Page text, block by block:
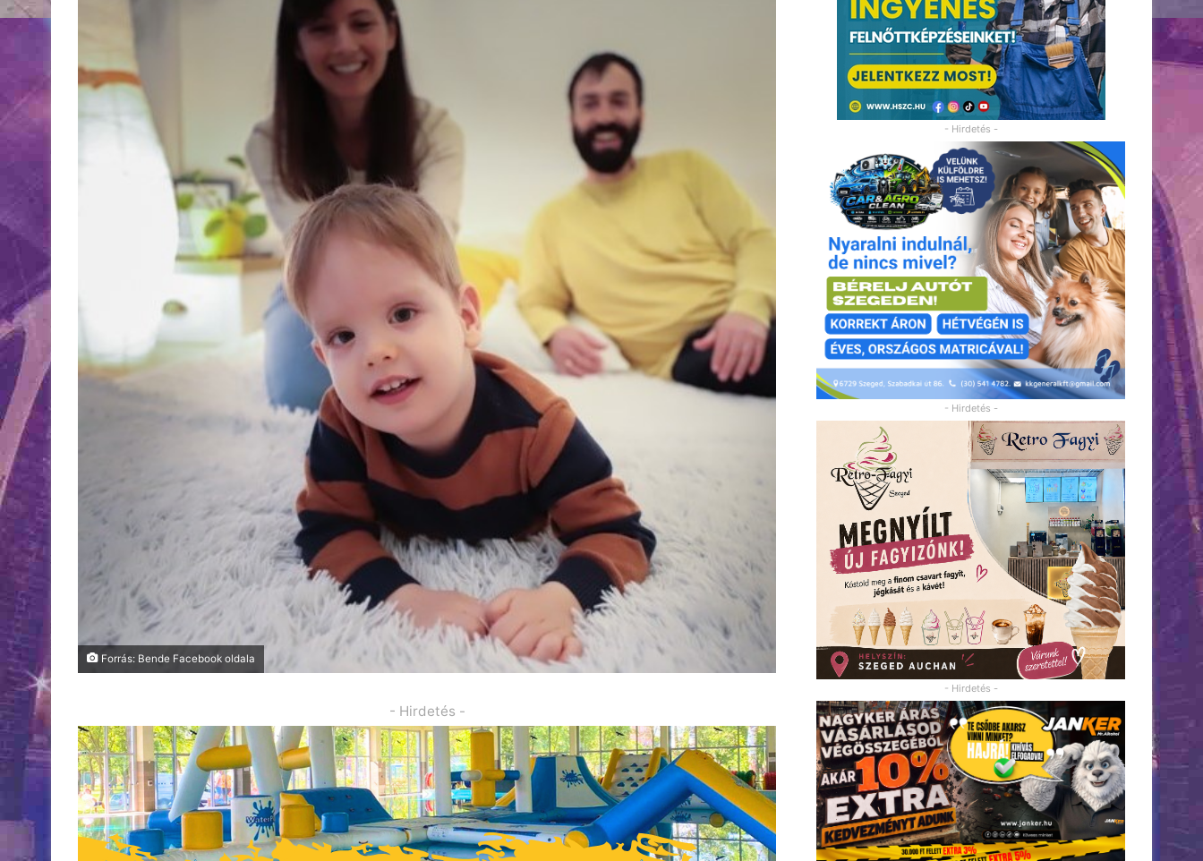
Forrás: Bende Facebook oldala
- Hirdetés -
- Hirdetés -
- Hirdetés -
- Hirdetés -